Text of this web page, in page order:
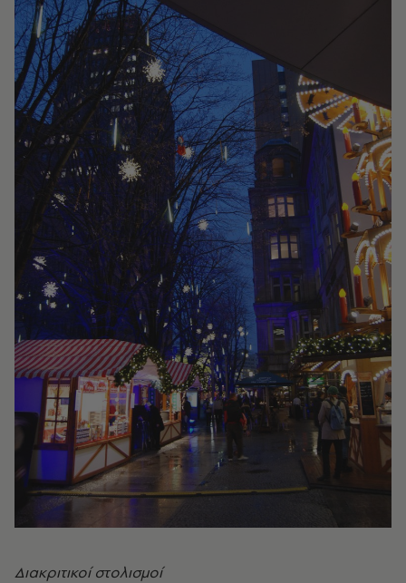
Διακριτικοί στολισμοί